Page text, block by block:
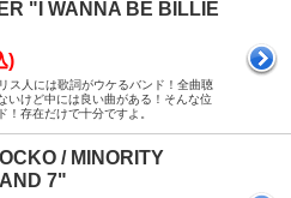
"I WANNA BE BILLIE
)
ス人には歌詞がウケるバンド！全曲聴
いけど中には良い曲がある！そんな位
！存在だけで十分ですよ。
/ MINORITY
7"